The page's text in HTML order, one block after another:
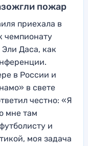
пожар
приехала в
чемпионату
Даса, как
в России и
в свете
честно: «Я
мне там
и
моя задача